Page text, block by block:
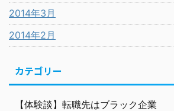
2014年3月
2014年2月
カテゴリー
【体験談】転職先はブラック企業